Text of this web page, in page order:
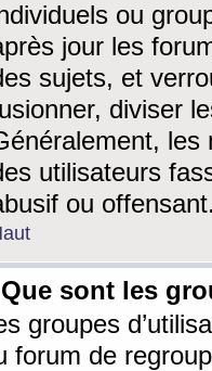
ou
jour les
sujets, et
diviser
les
utilisateurs
ou offensant.
sont les
groupes
forum de